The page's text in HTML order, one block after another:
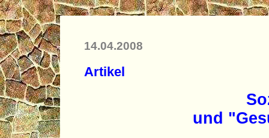
14.04.2008
Artikel
und